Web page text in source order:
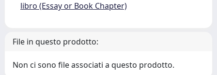
libro (Essay or Book Chapter)
File in questo prodotto:
Non ci sono file associati a questo prodotto.